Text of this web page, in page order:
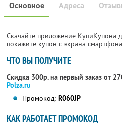
Основное Адреса
Скачайте приложение КупиКупона
покажите купон с экрана
ЧТО ВЫ ПОЛУЧИТЕ
Скидка 300р. на первый заказ от
Polza.ru
Промокод: R060JP
КАК РАБОТАЕТ ПРОМОКОД